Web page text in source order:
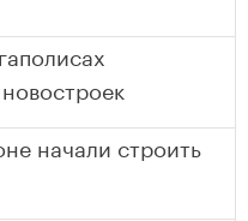
начали строить